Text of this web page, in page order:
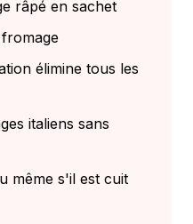
râpé en sachet
élimine tous les
italiens sans
même s'il est cuit